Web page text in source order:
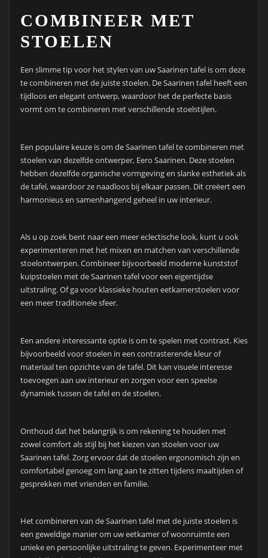
COMBINEER MET
STOELEN
Een slimme tip voor het stylen van uw Saarinen tafel is om deze
te combineren met de juiste stoelen. De Saarinen tafel heeft een
tijdloos en elegant ontwerp, waardoor het de perfecte basis
vormt om te combineren met verschillende stoelstijlen.
Een populaire keuze is om de Saarinen tafel te combineren met
stoelen van dezelfde ontwerper, Eero Saarinen. Deze stoelen
hebben dezelfde organische vormgeving en slanke esthetiek als
de tafel, waardoor ze naadloos bij elkaar passen. Dit creëert een
harmonieus en samenhangend geheel in uw interieur.
Als u op zoek bent naar een meer eclectische look, kunt u ook
experimenteren met het mixen en matchen van verschillende
stoelontwerpen. Combineer bijvoorbeeld moderne kunststof
kuipstoelen met de Saarinen tafel voor een eigentijdse
uitstraling. Of ga voor klassieke houten eetkamerstoelen voor
een meer traditionele sfeer.
Een andere interessante optie is om te spelen met contrast. Kies
bijvoorbeeld voor stoelen in een contrasterende kleur of
materiaal ten opzichte van de tafel. Dit kan visuele interesse
toevoegen aan uw interieur en zorgen voor een speelse
dynamiek tussen de tafel en de stoelen.
Onthoud dat het belangrijk is om rekening te houden met
zowel comfort als stijl bij het kiezen van stoelen voor uw
Saarinen tafel. Zorg ervoor dat de stoelen ergonomisch zijn en
comfortabel genoeg om lang aan te zitten tijdens maaltijden of
gesprekken met vrienden en familie.
Het combineren van de Saarinen tafel met de juiste stoelen is
een geweldige manier om uw eetkamer of woonruimte een
unieke en persoonlijke uitstraling te geven. Experimenteer met